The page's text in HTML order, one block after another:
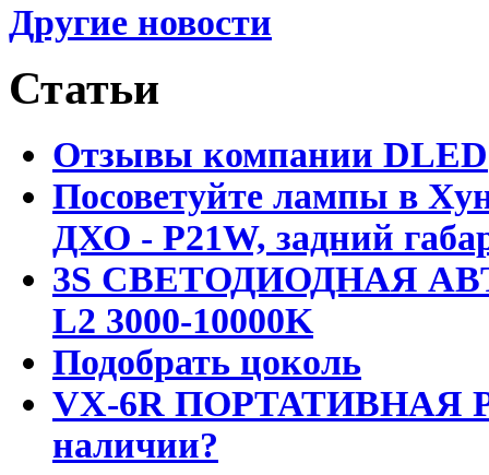
Другие новости
Статьи
Отзывы компании DLED
Посоветуйте лампы в
ДХО - P21W, задний
3S СВЕТОДИОДНАЯ
L2 3000-10000K
Подобрать цоколь
VX-6R ПОРТАТИВНАЯ
наличии?